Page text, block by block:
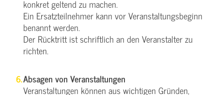
konkret geltend zu machen.
Ein Ersatzteilnehmer kann vor Veranstaltungsbeginn
benannt werden.
Der Rücktritt ist schriftlich an den Veranstalter zu
richten.
Absagen von Veranstaltungen
Veranstaltungen können aus wichtigen Gründen,